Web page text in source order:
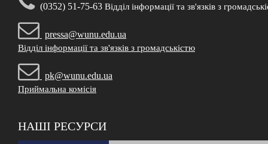
(0352) 51-75-63 Відділ інформації та зв'язків з
pressa@wunu.edu.ua
Відділ інформації та зв'язків з громадськістю
pk@wunu.edu.ua
Приймальна комісія
НАШІ РЕСУРСИ